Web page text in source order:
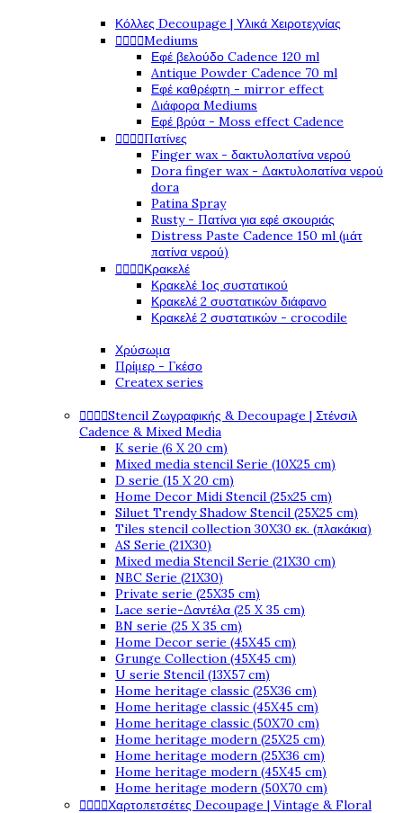
Κόλλες Decoupage | Υλικά Χειροτεχνίας
Mediums
Εφέ βελούδο Cadence 120 ml
Antique Powder Cadence 70 ml
Εφέ καθρέφτη - mirror effect
Διάφορα Mediums
Εφέ βρύα - Moss effect Cadence
Πατίνες
Finger wax - δακτυλοπατίνα νερού
Dora finger wax - Δακτυλοπατίνα νερού
dora
Patina Spray
Rusty - Πατίνα για εφέ σκουριάς
Distress Paste Cadence 150 ml (μάτ
πατίνα νερού)
Κρακελέ
Κρακελέ 1ος συστατικού
Κρακελέ 2 συστατικών διάφανο
Κρακελέ 2 συστατικών - crocodile
Χρύσωμα
Πρίμερ - Γκέσο
Createx series
Stencil Ζωγραφικής & Decoupage | Στένσιλ
Cadence & Mixed Media
K serie (6 X 20 cm)
Mixed media stencil Serie (10X25 cm)
D serie (15 X 20 cm)
Home Decor Midi Stencil (25x25 cm)
Siluet Trendy Shadow Stencil (25X25 cm)
Tiles stencil collection 30X30 εκ. (πλακάκια)
AS Serie (21X30)
Mixed media Stencil Serie (21X30 cm)
NBC Serie (21X30)
Private serie (25X35 cm)
Lace serie-Δαντέλα (25 X 35 cm)
BN serie (25 X 35 cm)
Home Decor serie (45X45 cm)
Grunge Collection (45X45 cm)
U serie Stencil (13X57 cm)
Home heritage classic (25X36 cm)
Home heritage classic (45X45 cm)
Home heritage classic (50X70 cm)
Home heritage modern (25X25 cm)
Home heritage modern (25X36 cm)
Home heritage modern (45X45 cm)
Home heritage modern (50X70 cm)
Χαρτοπετσέτες Decoupage | Vintage & Floral